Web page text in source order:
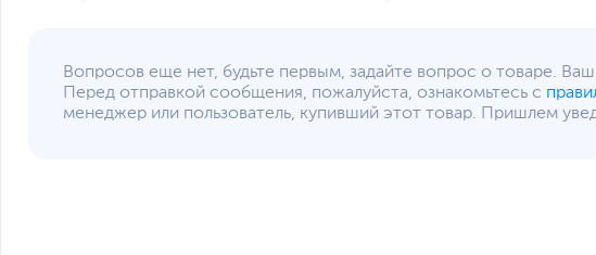
Вопросов еще нет, будьте первым, задайте вопрос о товаре.
Перед отправкой сообщения, пожалуйста, ознакомьтесь с
менеджер или пользователь, купивший этот товар. Пришлем